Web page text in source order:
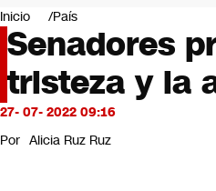
Mundo
Negocios
Deportes
Programas completos
Cultura
Servicios
Bits
CNN Data
Inicio País
Senadores
tristeza y la
27- 07- 2022 09:16
Por Alicia Ruz Ruz